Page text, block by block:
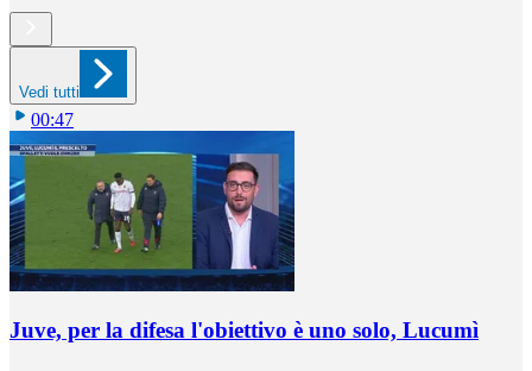
Vedi tutti
00:47
Juve, per la difesa l'obiettivo è uno solo, Lucumì